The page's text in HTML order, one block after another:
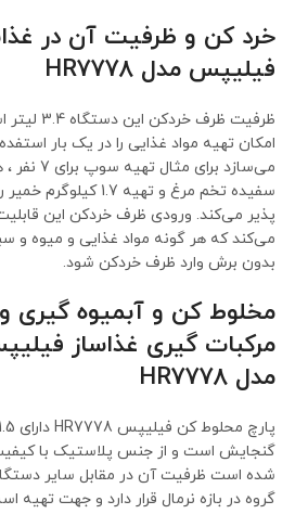
خرد کن و ظرفیت آن در
فیلیپس مدل HR7778
ظرفیت ظرف خردکن
امکان تهیه مواد غذایی را در یک بار
سفیده تخم مرغ و تهیه 1.7
پذیر می‌کند. ورودی ظرف خردکن این قابلیت
می‌کند که هر گونه مواد غذایی و میوه و
بدون برش وارد ظرف خردکن شود.
مخلوط کن و آبمیوه گیری
مرکبات گیری غذاساز
مدل HR7778
گنجایش است و از جنس پلاستیک با
شده است ظرفیت آن در مقابل سایر
گروه در بازه نرمال قرار دارد و جهت تهیه